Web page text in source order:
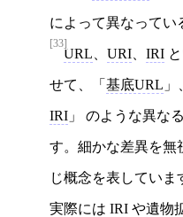
によって異なってい
[33]
URL URI IRI
せて、「 基底URL 」
IRI 」 のような異な
す。細かな差異を無
じ概念を表していま
実際には IRI や遺物